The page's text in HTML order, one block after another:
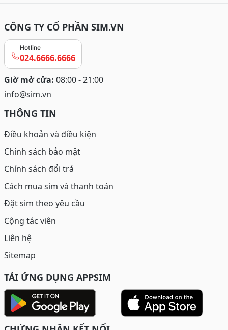
CÔNG TY CỔ PHẦN SIM.VN
Hotline
024.6666.6666
Giờ mở cửa: 08:00 - 21:00
info@sim.vn
THÔNG TIN
Điều khoản và điều kiện
Chính sách bảo mật
Chính sách đổi trả
Cách mua sim và thanh toán
Đặt sim theo yêu cầu
Cộng tác viên
Liên hệ
Sitemap
TẢI ỨNG DỤNG APPSIM